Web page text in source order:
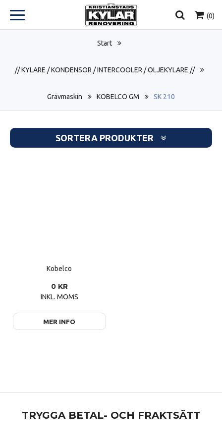
(0)
Start
// KYLARE / KONDENSOR / INTERCOOLER / OLJEKYLARE //
Grävmaskin KOBELCO GM SK 210
SORTERA PRODUKTER
Kobelco
0 KR
INKL. MOMS
MER INFO
TRYGGA BETAL- OCH FRAKTSÄTT